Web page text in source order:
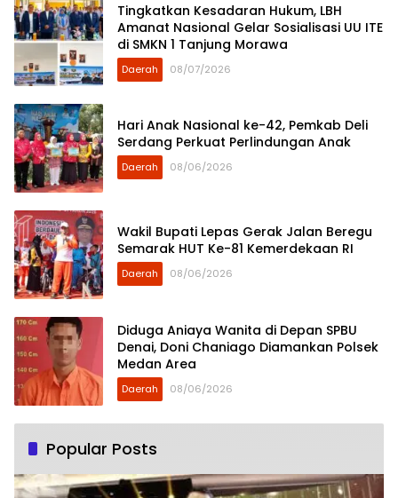
Tingkatkan Kesadaran Hukum, LBH
Amanat Nasional Gelar Sosialisasi UU ITE
di SMKN 1 Tanjung Morawa
Daerah 08/07/2026
Hari Anak Nasional ke-42, Pemkab Deli
Serdang Perkuat Perlindungan Anak
Daerah 08/06/2026
Wakil Bupati Lepas Gerak Jalan Beregu
Semarak HUT Ke-81 Kemerdekaan RI
Daerah 08/06/2026
Diduga Aniaya Wanita di Depan SPBU
Denai, Doni Chaniago Diamankan Polsek
Medan Area
Daerah 08/06/2026
Popular Posts